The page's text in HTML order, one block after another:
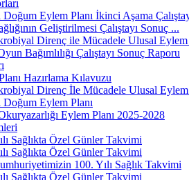
Eylem Planı İkinci Aşama
Geliştirilmesi Çalıştayı Sonuç ...
Direnç ile Mücadele Ulusal Eylem
Bağımlılığı Çalıştayı Sonuç Raporu
Hazırlama Kılavuzu
Direnç İle Mücadele Ulusal
Eylem Planı
Eylem Planı 2025-2028
Sağlıkta Özel Günler Takvimi
Sağlıkta Özel Günler Takvimi
100. Yılı Sağlık Takvimi
Sağlıkta Özel Günler Takvimi